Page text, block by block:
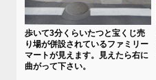
歩いて3分くらいたつと宝くじ売
り場が併設されているファミリー
マートが見えます。見えたら右に
曲がって下さい。